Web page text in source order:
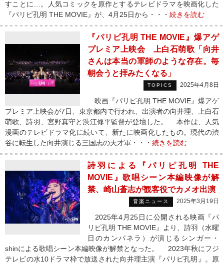
すことに…。人気コミックを原作とするテレビドラマを映画化した
『パリピ孔明 THE MOVIE』が、4月25日から・・・ 続きを読む
『パリピ孔明 THE MOVIE』爆アゲ
プレミア上映会 上白石萌歌「向井
さんは本当の軍師のような存在。毎
朝会うと拝みたくなる」
TOPICS 2025年4月8日
映画『パリピ孔明 THE MOVIE』爆アゲ
プレミア上映会が7日、東京都内で行われ、出演者の向井理、上白石
萌歌、詩羽、宮野真守と渋江修平監督が登壇した。 本作は、人気
漫画のテレビドラマ化に続いて、新たに映画化したもの。現代の渋
谷に転生した向井演じる三国志の天才軍・・・ 続きを読む
詩羽による『パリピ孔明 THE
MOVIE』歌唱シーン本編映像が解
禁、崎山蒼志が観客役でカメオ出演
音楽ニュース 2025年3月19日
2025年4月25日に公開される映画『パ
リピ孔明 THE MOVIE』より、詩羽（水曜
日のカンパネラ）が演じるシンガー・
shinによる歌唱シーン本編映像が解禁となった。 2023年秋にフジ
テレビの水10ドラマ枠で放送された向井理主演『パリピ孔明』。原